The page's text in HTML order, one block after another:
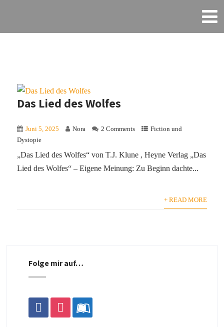
Das Lied des Wolfes
Juni 5, 2025 Nora 2 Comments
Fiction und
Dystopie
„Das Lied des Wolfes“ von T.J. Klune , Heyne Verlag „Das
Lied des Wolfes“ – Eigene Meinung: Zu Beginn dachte...
+ READ MORE
Folge mir auf…
facebookinstagramleanpub